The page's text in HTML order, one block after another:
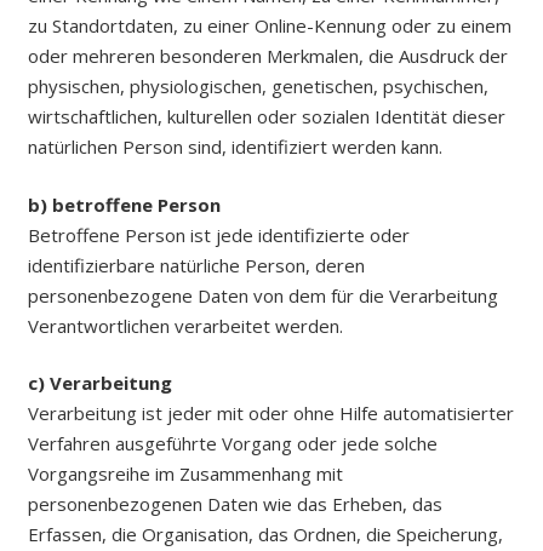
zu Standortdaten, zu einer Online-Kennung oder zu einem
oder mehreren besonderen Merkmalen, die Ausdruck der
physischen, physiologischen, genetischen, psychischen,
wirtschaftlichen, kulturellen oder sozialen Identität dieser
natürlichen Person sind, identifiziert werden kann.
b) betroffene Person
Betroffene Person ist jede identifizierte oder
identifizierbare natürliche Person, deren
personenbezogene Daten von dem für die Verarbeitung
Verantwortlichen verarbeitet werden.
c) Verarbeitung
Verarbeitung ist jeder mit oder ohne Hilfe automatisierter
Verfahren ausgeführte Vorgang oder jede solche
Vorgangsreihe im Zusammenhang mit
personenbezogenen Daten wie das Erheben, das
Erfassen, die Organisation, das Ordnen, die Speicherung,